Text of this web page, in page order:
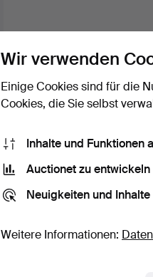
Wir verwenden
Einige Cookies sind für die
Cookies, die Sie selbst
Inhalte und Funktionen
Auctionet zu
Neuigkeiten und
Weitere Informationen: